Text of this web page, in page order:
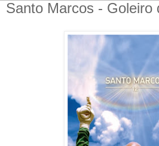
Santo Marcos - Goleiro